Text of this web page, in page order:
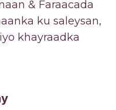
& Faraacada
ku saleysan,
khayraadka